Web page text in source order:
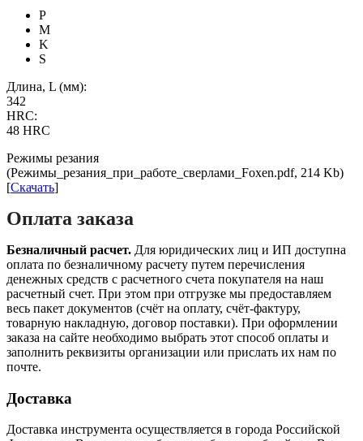
P
M
K
S
Длина, L (мм):
342
HRC:
48 HRC
Режимы резания
(Режимы_резания_при_работе_сверлами_Foxen.pdf, 214 Kb)
[Скачать]
Оплата заказа
Безналичный расчет. Для юридических лиц и ИП доступна
оплата по безналичному расчету путем перечисления
денежных средств с расчетного счета покупателя на наш
расчетный счет. При этом при отгрузке мы предоставляем
весь пакет документов (счёт на оплату, счёт-фактуру,
товарную накладную, договор поставки). При оформлении
заказа на сайте необходимо выбрать этот способ оплаты и
заполнить реквизиты организации или прислать их нам по
почте.
Доставка
Доставка инструмента осуществляется в города Российской